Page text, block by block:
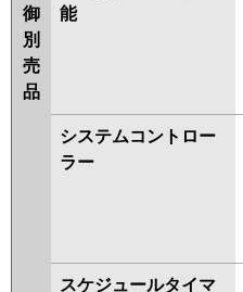
御
別
売
品
能
システムコントロー
ラー
スケジュールタイマ